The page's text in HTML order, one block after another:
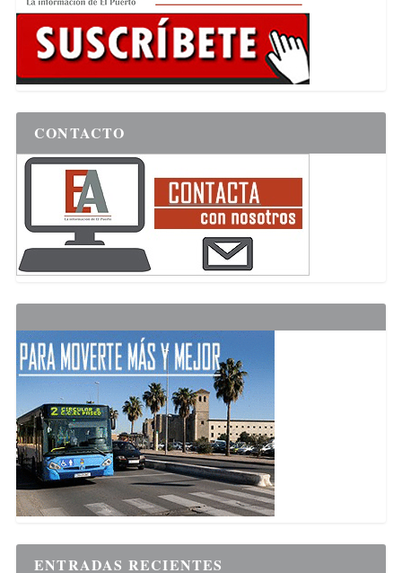
CONTACTO
ENTRADAS RECIENTES